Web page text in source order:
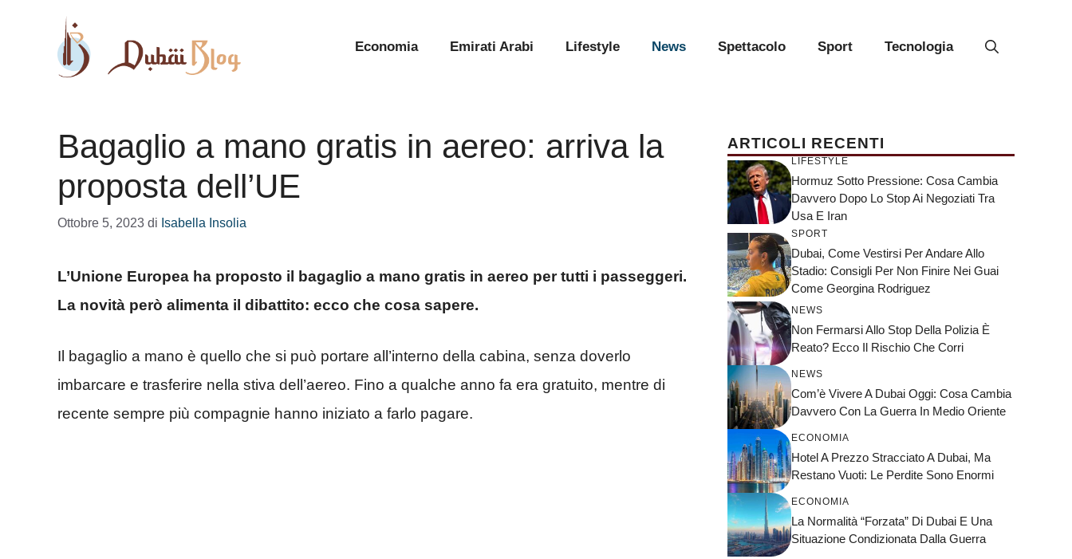
contenuto
Economia Emirati Arabi Lifestyle News Spettacolo Sport Tecnologia
Bagaglio a mano gratis in aereo: arriva la
proposta dell’UE
Ottobre 5, 2023 di Isabella Insolia
L’Unione Europea ha proposto il bagaglio a mano gratis in aereo per tutti i passeggeri.
La novità però alimenta il dibattito: ecco che cosa sapere.
Il bagaglio a mano è quello che si può portare all’interno della cabina, senza doverlo
imbarcare e trasferire nella stiva dell’aereo. Fino a qualche anno fa era gratuito, mentre di
recente sempre più compagnie hanno iniziato a farlo pagare.
ARTICOLI RECENTI
LIFESTYLE
Hormuz Sotto Pressione: Cosa Cambia
Davvero Dopo Lo Stop Ai Negoziati Tra
Usa E Iran
SPORT
Dubai, Come Vestirsi Per Andare Allo
Stadio: Consigli Per Non Finire Nei Guai
Come Georgina Rodriguez
NEWS
Non Fermarsi Allo Stop Della Polizia È
Reato? Ecco Il Rischio Che Corri
NEWS
Com’è Vivere A Dubai Oggi: Cosa Cambia
Davvero Con La Guerra In Medio Oriente
ECONOMIA
Hotel A Prezzo Stracciato A Dubai, Ma
Restano Vuoti: Le Perdite Sono Enormi
ECONOMIA
La Normalità “forzata” Di Dubai E Una
Situazione Condizionata Dalla Guerra